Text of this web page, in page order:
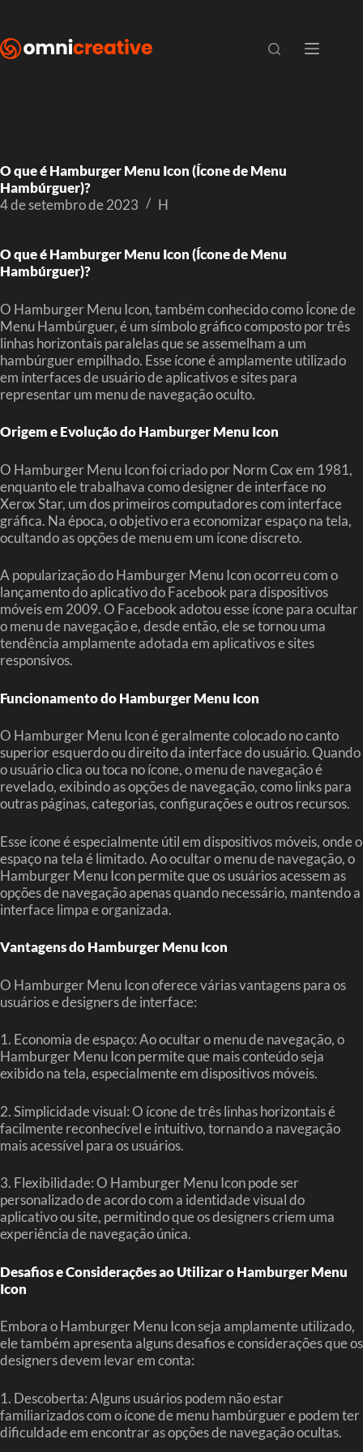
O que é Hamburger Menu Icon (Ícone de Menu
Hambúrguer)?
4 de setembro de 2023
H
O que é Hamburger Menu Icon (Ícone de Menu
Hambúrguer)?
O Hamburger Menu Icon, também conhecido como Ícone de
Menu Hambúrguer, é um símbolo gráfico composto por três
linhas horizontais paralelas que se assemelham a um
hambúrguer empilhado. Esse ícone é amplamente utilizado
em interfaces de usuário de aplicativos e sites para
representar um menu de navegação oculto.
Origem e Evolução do Hamburger Menu Icon
O Hamburger Menu Icon foi criado por Norm Cox em 1981,
enquanto ele trabalhava como designer de interface no
Xerox Star, um dos primeiros computadores com interface
gráfica. Na época, o objetivo era economizar espaço na tela,
ocultando as opções de menu em um ícone discreto.
A popularização do Hamburger Menu Icon ocorreu com o
lançamento do aplicativo do Facebook para dispositivos
móveis em 2009. O Facebook adotou esse ícone para ocultar
o menu de navegação e, desde então, ele se tornou uma
tendência amplamente adotada em aplicativos e sites
responsivos.
Funcionamento do Hamburger Menu Icon
O Hamburger Menu Icon é geralmente colocado no canto
superior esquerdo ou direito da interface do usuário. Quando
o usuário clica ou toca no ícone, o menu de navegação é
revelado, exibindo as opções de navegação, como links para
outras páginas, categorias, configurações e outros recursos.
Esse ícone é especialmente útil em dispositivos móveis, onde o
espaço na tela é limitado. Ao ocultar o menu de navegação, o
Hamburger Menu Icon permite que os usuários acessem as
opções de navegação apenas quando necessário, mantendo a
interface limpa e organizada.
Vantagens do Hamburger Menu Icon
O Hamburger Menu Icon oferece várias vantagens para os
usuários e designers de interface:
1. Economia de espaço: Ao ocultar o menu de navegação, o
Hamburger Menu Icon permite que mais conteúdo seja
exibido na tela, especialmente em dispositivos móveis.
2. Simplicidade visual: O ícone de três linhas horizontais é
facilmente reconhecível e intuitivo, tornando a navegação
mais acessível para os usuários.
3. Flexibilidade: O Hamburger Menu Icon pode ser
personalizado de acordo com a identidade visual do
aplicativo ou site, permitindo que os designers criem uma
experiência de navegação única.
Desafios e Considerações ao Utilizar o Hamburger Menu
Icon
Embora o Hamburger Menu Icon seja amplamente utilizado,
ele também apresenta alguns desafios e considerações que os
designers devem levar em conta:
1. Descoberta: Alguns usuários podem não estar
familiarizados com o ícone de menu hambúrguer e podem ter
dificuldade em encontrar as opções de navegação ocultas.